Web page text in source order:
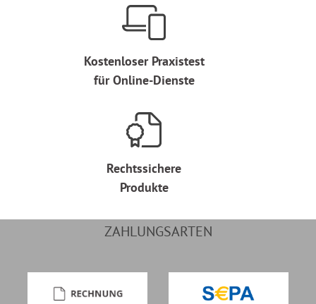
Kostenloser Praxistest
für Online-Dienste
Rechtssichere
Produkte
ZAHLUNGSARTEN